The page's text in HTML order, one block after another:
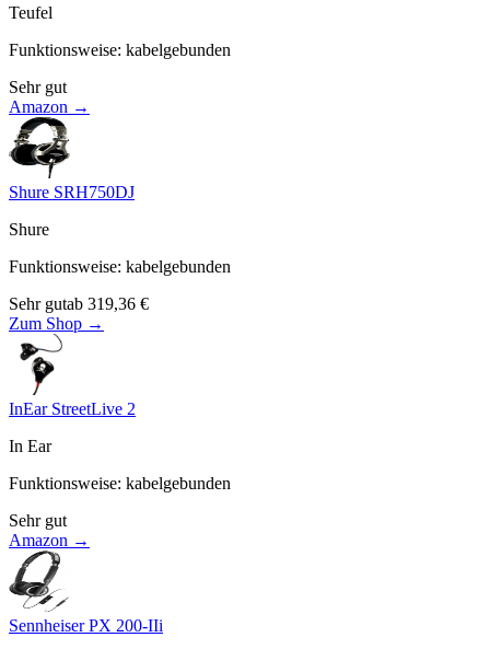
Teufel
Funktionsweise: kabelgebunden
Sehr gut
Amazon →
Shure SRH750DJ
Shure
Funktionsweise: kabelgebunden
Sehr gutab 319,36 €
Zum Shop →
InEar StreetLive 2
In Ear
Funktionsweise: kabelgebunden
Sehr gut
Amazon →
Sennheiser PX 200-IIi